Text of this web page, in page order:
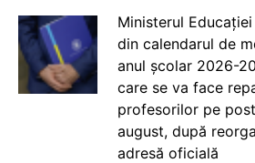
Ministerul
din calendarul de
anul școlar 2026-
care se va face
profesorilor pe
august, după
adresă oficială